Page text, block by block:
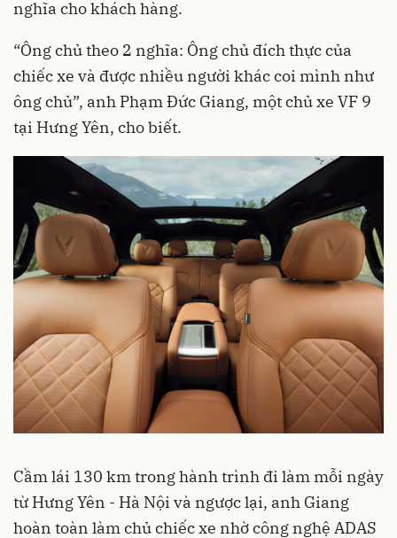
nghĩa cho khách hàng.
“Ông chủ theo 2 nghĩa: Ông chủ đích thực của
chiếc xe và được nhiều người khác coi mình như
ông chủ”, anh Phạm Đức Giang, một chủ xe VF 9
tại Hưng Yên, cho biết.
Cầm lái 130 km trong hành trình đi làm mỗi ngày
từ Hưng Yên - Hà Nội và ngược lại, anh Giang
hoàn toàn làm chủ chiếc xe nhờ công nghệ ADAS